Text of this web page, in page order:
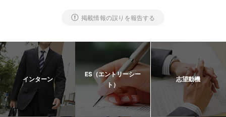
掲載情報の誤りを報告する
インターン
ES（エントリーシー
ト）
志望動機